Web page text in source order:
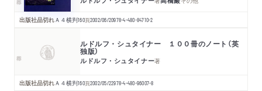
出版社品切れＡ４横判160頁2002/06/20978-4-480-84710-2
ルドルフ・シュタイナー １００冊のノート（英
独版）
ルドルフ・シュタイナー著
出版社品切れＡ４横判160頁2002/05/22978-4-480-96007-8